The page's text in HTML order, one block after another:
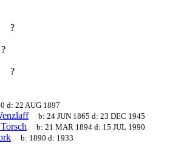
?
?
?
d:22 AUG 1897
b:24 JUN 1865 d:23 DEC 1945
b:21 MAR 1894 d: 15 JUL 1990
b: 1890 d: 1933